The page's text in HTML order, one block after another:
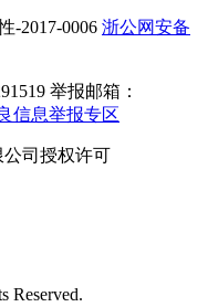
-2017-0006 浙公网安备
举报邮箱：
信息举报专区
司授权许可
Reserved.